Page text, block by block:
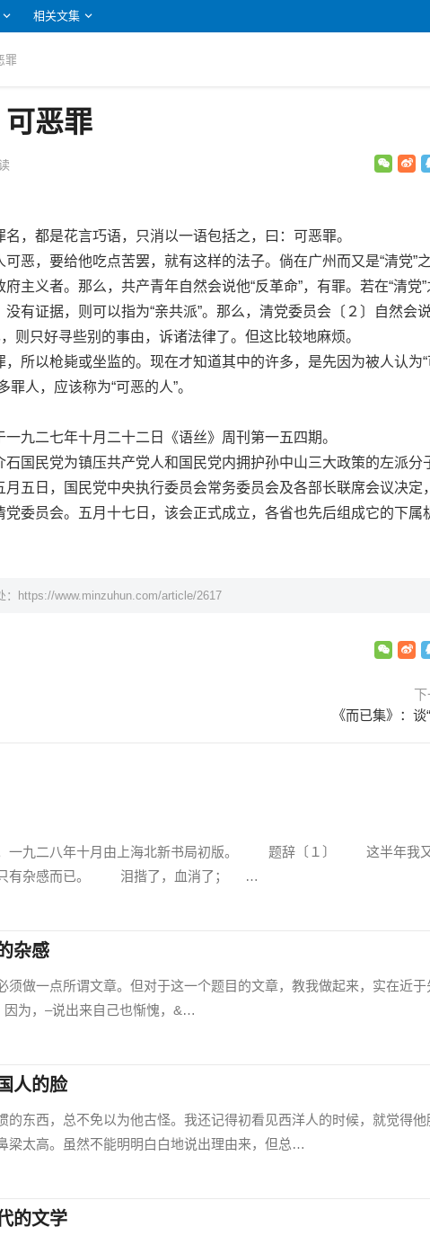
相关文集
罪
可恶罪
都是花言巧语，只消以一语包括之，曰：可恶罪。
，要给他吃点苦罢，就有这样的法子。倘在广州而又是“清党”之
主义者。那么，共产青年自然会说他“反革命”，有罪。若在“清党”
有证据，则可以指为“亲共派”。那么，清党委员会〔２〕自然会
则只好寻些别的事由，诉诸法律了。但这比较地麻烦。
以枪毙或坐监的。现在才知道其中的许多，是先因为被人认为“
人，应该称为“可恶的人”。
二七年十月二十二日《语丝》周刊第一五四期。
民党为镇压共产党人和国民党内拥护孙中山三大政策的左派分
五日，国民党中央执行委员会常务委员会及各部长联席会议决定
委员会。五月十七日，该会正式成立，各省也先后组成它的下属
https://www.minzuhun.com/article/2617
《而已集》：谈
一九二八年十月由上海北新书局初版。 题辞〔１〕 这半年我
只有杂感而已。 泪揩了，血消了； …
杂感
做一点所谓文章。但对于这一个题目的文章，教我做起来，实在近于
因为，–说出来自己也惭愧，&…
人的脸
东西，总不免以为他古怪。我还记得初看见西洋人的时候，就觉得他
梁太高。虽然不能明明白白地说出理由来，但总…
的文学